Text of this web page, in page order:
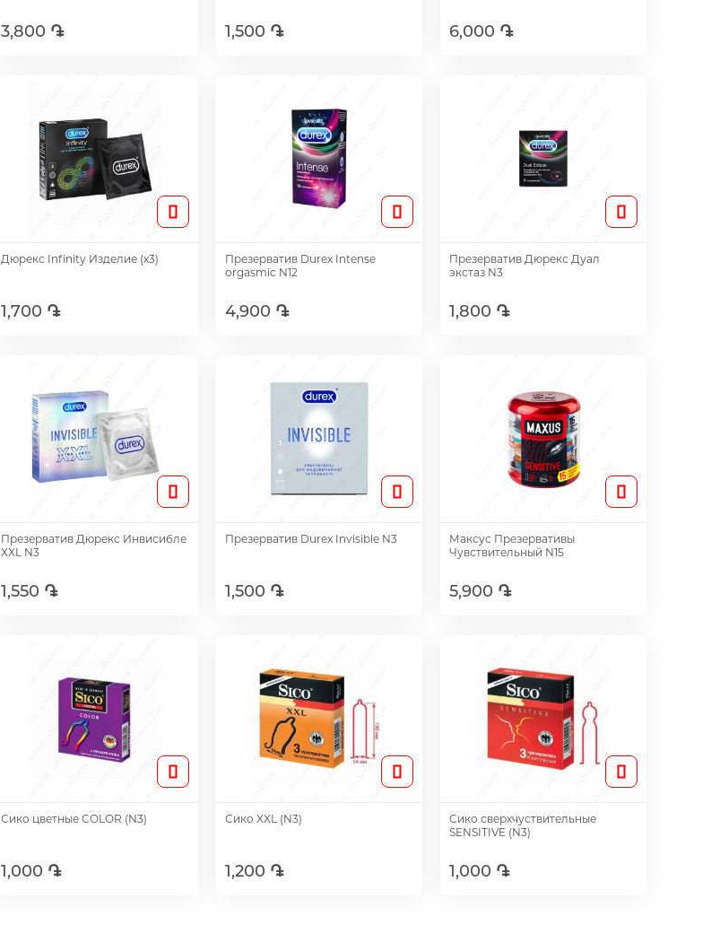
3,800 ֏ 1,500 ֏ 6,000 ֏
Дюрекс Infinity Изделие (х3)
1,700 ֏
Презерватив Durex Intense
orgasmic N12
4,900 ֏
Презерватив Дюрекс Дуал
экстаз N3
1,800 ֏
Презерватив Дюрекс Инвисибле
XXL N3
1,550 ֏
Презерватив Durex Invisible N3
1,500 ֏
Максус Презервативы
Чувствительный N15
5,900 ֏
Сико цветные COLOR (N3)
1,000 ֏
Сико XXL (N3)
1,200 ֏
Сико сверхчуствительные
SENSITIVE (N3)
1,000 ֏